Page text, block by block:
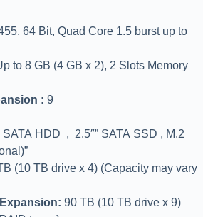
64 Bit, Quad Core 1.5 burst up to
to 8 GB (4 GB x 2), 2 Slots Memory
: 9
SATA HDD , 2.5″” SATA SSD , M.2
(10 TB drive x 4) (Capacity may vary
90 TB (10 TB drive x 9)